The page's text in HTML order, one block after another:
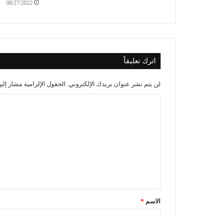
08/27/2022
اترك تعليقاً
لن يتم نشر عنوان بريدك الإلكتروني. الحقول الإلزامية مشار
الاسم *